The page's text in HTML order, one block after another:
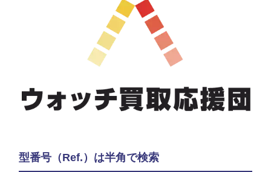
型番号（Ref.）は半角で検索